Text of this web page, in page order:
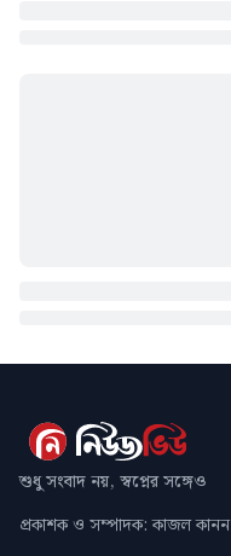
শুধু সংবাদ নয়, স্বপ্নের সঙ্গেও
প্রকাশক ও সম্পাদক: কাজল কানন